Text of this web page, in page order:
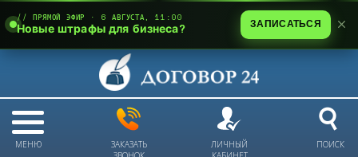
МЕНЮ
ЗАКАЗАТЬ
ЛИЧНЫЙ
ПОИСК
// ПРЯМОЙ ЭФИР · 6 АВГУСТА, 11:00
Новые штрафы для бизнеса? ЗАПИСАТЬСЯ